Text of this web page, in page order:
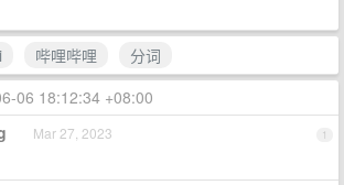
哔哩哔哩
分词
06 18:12:34 +08:00
1
Mar 27, 2023